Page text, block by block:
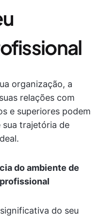
organização, a
relações com
e superiores podem
trajetória de
do ambiente de
do seu